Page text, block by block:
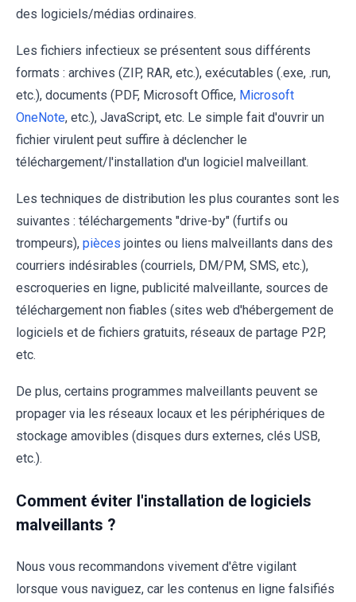
des logiciels/médias ordinaires.
Les fichiers infectieux se présentent sous différents
formats : archives (ZIP, RAR, etc.), exécutables (.exe, .run,
etc.), documents (PDF, Microsoft Office, Microsoft
OneNote, etc.), JavaScript, etc. Le simple fait d'ouvrir un
fichier virulent peut suffire à déclencher le
téléchargement/l'installation d'un logiciel malveillant.
Les techniques de distribution les plus courantes sont les
suivantes : téléchargements "drive-by" (furtifs ou
trompeurs), pièces jointes ou liens malveillants dans des
courriers indésirables (courriels, DM/PM, SMS, etc.),
escroqueries en ligne, publicité malveillante, sources de
téléchargement non fiables (sites web d'hébergement de
logiciels et de fichiers gratuits, réseaux de partage P2P,
etc.
De plus, certains programmes malveillants peuvent se
propager via les réseaux locaux et les périphériques de
stockage amovibles (disques durs externes, clés USB,
etc.).
Comment éviter l'installation de logiciels
malveillants ?
Nous vous recommandons vivement d'être vigilant
lorsque vous naviguez, car les contenus en ligne falsifiés